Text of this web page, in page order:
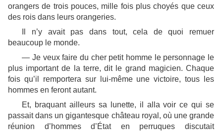
orangers de trois pouces, mille fois plus choyés que ceux
des rois dans leurs orangeries.
Il n’y avait pas dans tout, cela de quoi remuer
beaucoup le monde.
— Je veux faire du cher petit homme le personnage le
plus important de la terre, dit le grand magicien. Chaque
fois qu’il remportera sur lui-même une victoire, tous les
hommes en feront autant.
Et, braquant ailleurs sa lunette, il alla voir ce qui se
passait dans un gigantesque château royal, où une grande
réunion d’hommes d’État en perruques discutait